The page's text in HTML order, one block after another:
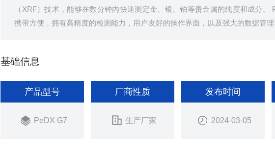
（XRF）技术，能够在数分钟内快速测定金、银、铂等贵金属的纯度和成分。 PeDX G5设计轻巧，
携带方便，拥有高精度的检测能力，用户友好的操作界面，以及强大的数据管
基础信息
产品型号
PeDX G7
厂商性质
生产厂家
发布时间
2024-03-05